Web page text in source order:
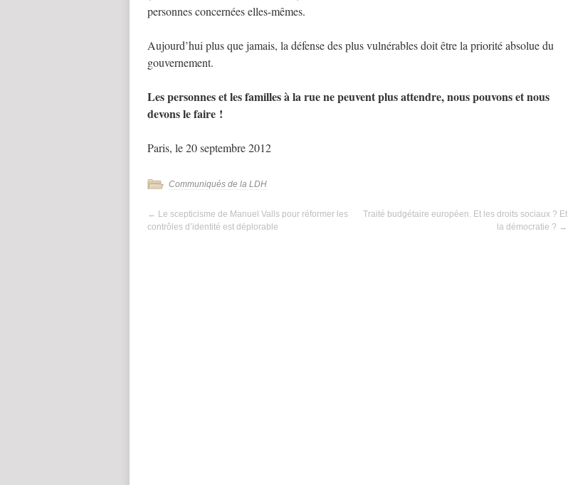
personnes concernées elles-mêmes.
Aujourd’hui plus que jamais, la défense des plus vulnérables doit être la priorité absolue du
gouvernement.
Les personnes et les familles à la rue ne peuvent plus attendre, nous pouvons et nous
devons le faire !
Paris, le 20 septembre 2012
Communiqués de la LDH
← Le scepticisme de Manuel Valls pour réformer les
contrôles d’identité est déplorable
Traité budgétaire européen. Et les droits sociaux ? Et
la démocratie ? →